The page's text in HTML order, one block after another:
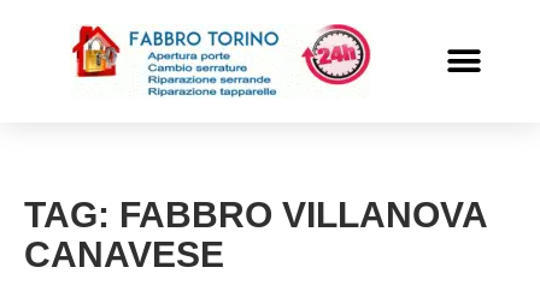
TAG: FABBRO VILLANOVA
CANAVESE